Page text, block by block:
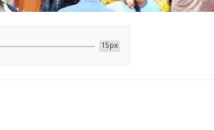
15px